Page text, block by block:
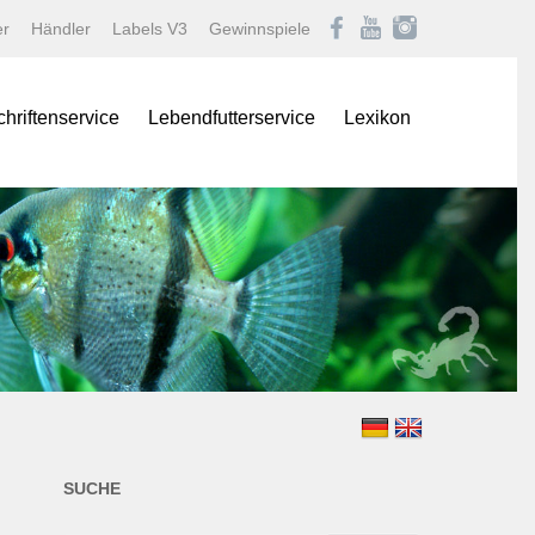
Händler Labels V3 Gewinnspiele
Fachmagazin
Aquarium live
& Teich Magazin
Lebendfutterservice Lexikon
Barben
Buntbarsche
Gartenteich
Goldfische und Koi
Krebse
Labyrinther
SUCHE